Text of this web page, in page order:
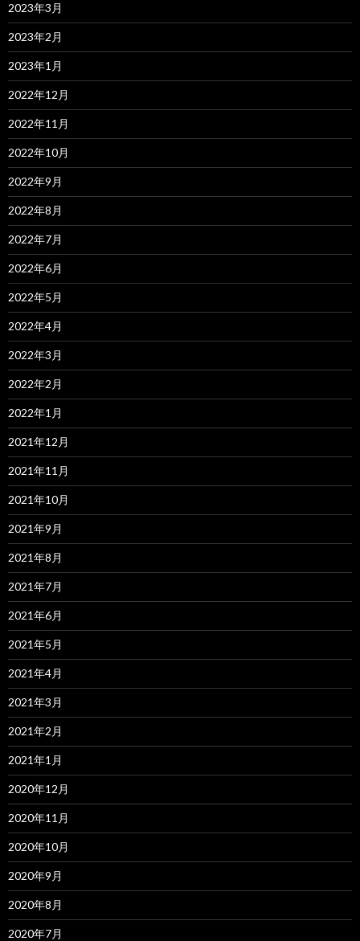
2023年3月
2023年2月
2023年1月
2022年12月
2022年11月
2022年10月
2022年9月
2022年8月
2022年7月
2022年6月
2022年5月
2022年4月
2022年3月
2022年2月
2022年1月
2021年12月
2021年11月
2021年10月
2021年9月
2021年8月
2021年7月
2021年6月
2021年5月
2021年4月
2021年3月
2021年2月
2021年1月
2020年12月
2020年11月
2020年10月
2020年9月
2020年8月
2020年7月